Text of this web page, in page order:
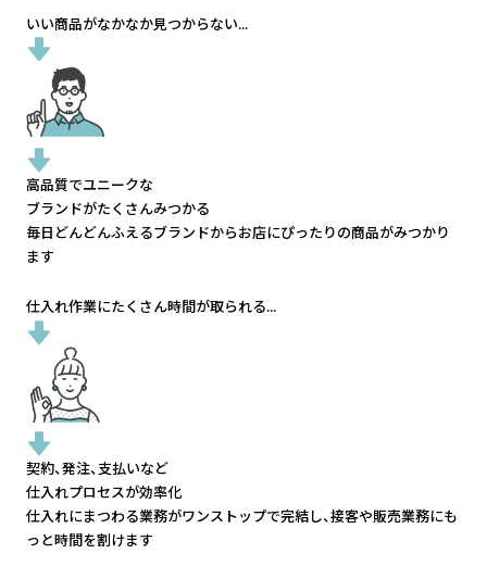
いい商品がなかなか見つからない...
高品質でユニークな
ブランドがたくさんみつかる
毎日どんどんふえるブランドからお店にぴったりの商品がみつかり
ます
仕入れ作業にたくさん時間が取られる...
契約、発注、支払いなど
仕入れプロセスが効率化
仕入れにまつわる業務がワンストップで完結し、接客や販売業務にも
っと時間を割けます